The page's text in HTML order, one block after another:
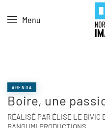
Skip to main content
Menu
AGENDA
Boire, une
RÉALISÉ PAR ÉLISE LE BIVIC
Panneau de gestion des